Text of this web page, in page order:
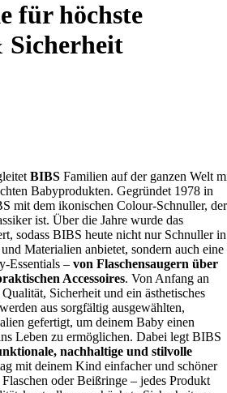
für höchste
BIBS Familien auf der ganzen Welt
Babyprodukten. Gegründet 1978 in
mit dem ikonischen Colour-Schnuller, der
ist. Über die Jahre wurde das
sodass BIBS heute nicht nur Schnuller in
Materialien anbietet, sondern auch eine
Essentials – von Flaschensaugern über
Accessoires. Von Anfang an
Sicherheit und ein ästhetisches
aus sorgfältig ausgewählten,
gefertigt, um deinem Baby einen
Leben zu ermöglichen. Dabei legt BIBS
nachhaltige und stilvolle
mit deinem Kind einfacher und schöner
oder Beißringe – jedes Produkt